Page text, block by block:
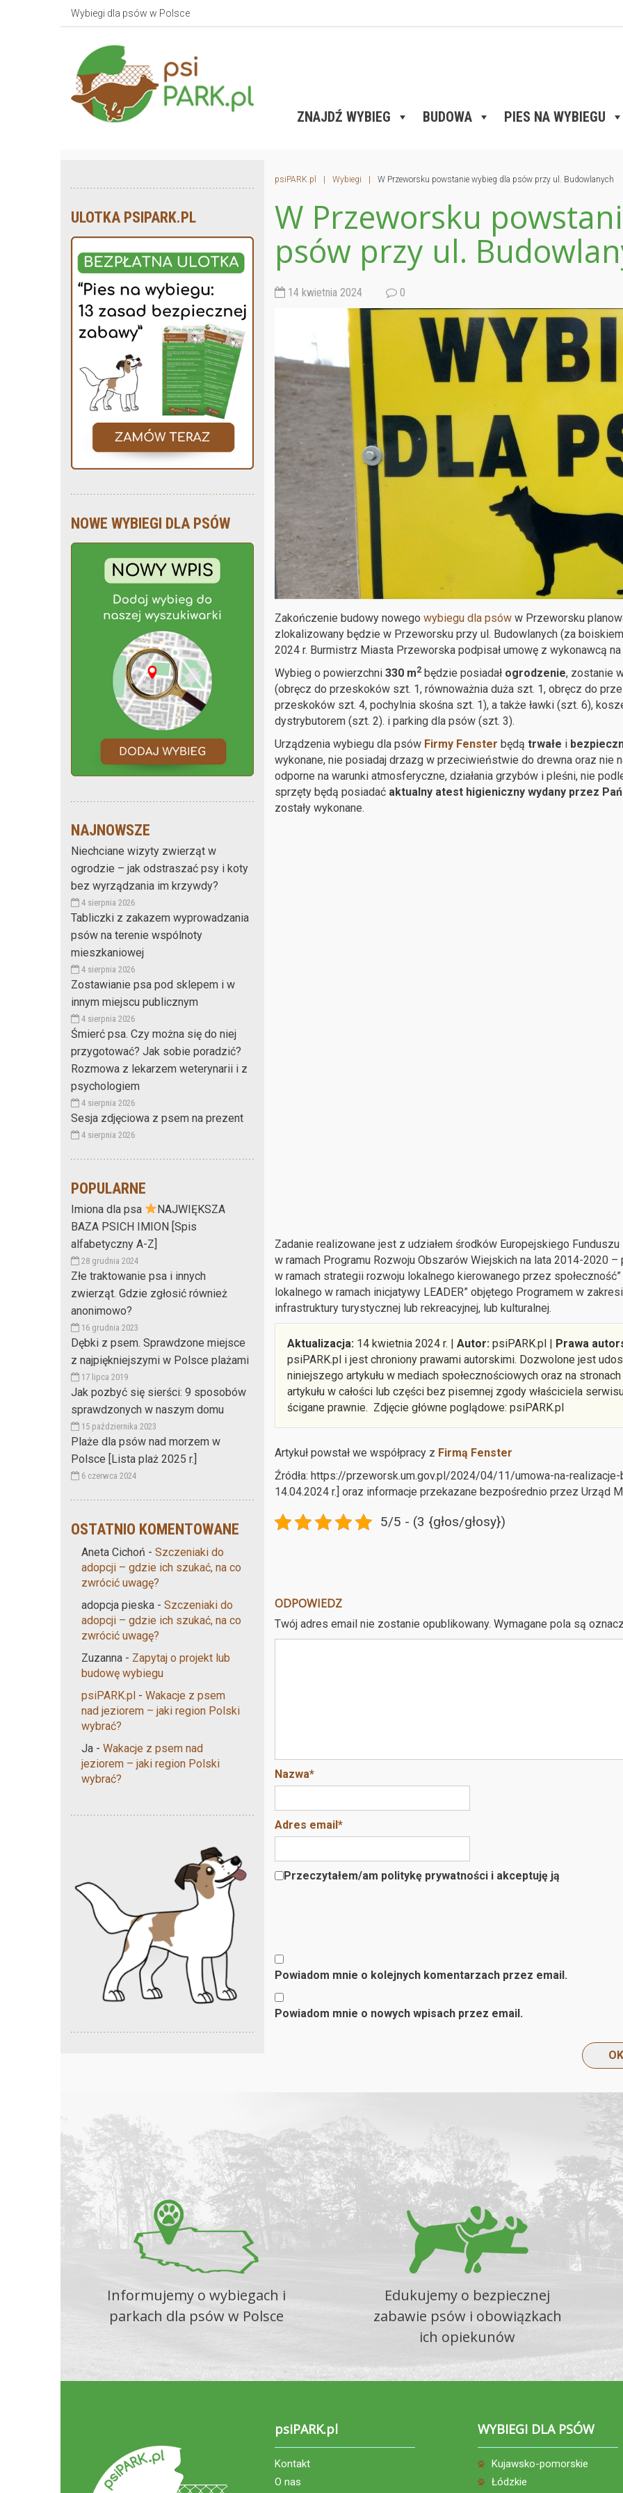
Wybiegi dla psów w Polsce
ZNAJDŹ WYBIEG BUDOWA PIES NA WYBIEGU
ULOTKA PSIPARK.PL
NOWE WYBIEGI DLA PSÓW
NAJNOWSZE
Niechciane wizyty zwierząt w
ogrodzie – jak odstraszać psy i koty
bez wyrządzania im krzywdy?
4 sierpnia 2026
Tabliczki z zakazem wyprowadzania
psów na terenie wspólnoty
mieszkaniowej
4 sierpnia 2026
Zostawianie psa pod sklepem i w
innym miejscu publicznym
4 sierpnia 2026
Śmierć psa. Czy można się do niej
przygotować? Jak sobie poradzić?
Rozmowa z lekarzem weterynarii i z
psychologiem
4 sierpnia 2026
Sesja zdjęciowa z psem na prezent
4 sierpnia 2026
POPULARNE
Imiona dla psa
NAJWIĘKSZA
BAZA PSICH IMION [Spis
alfabetyczny A-Z]
28 grudnia 2024
Złe traktowanie psa i innych
zwierząt. Gdzie zgłosić również
anonimowo?
16 grudnia 2023
Dębki z psem. Sprawdzone miejsce
z najpiękniejszymi w Polsce plażami
17 lipca 2019
Jak pozbyć się sierści: 9 sposobów
sprawdzonych w naszym domu
15 października 2023
Plaże dla psów nad morzem w
Polsce [Lista plaż 2025 r.]
6 czerwca 2024
OSTATNIO KOMENTOWANE
Aneta Cichoń - Szczeniaki do
adopcji – gdzie ich szukać, na co
zwrócić uwagę?
adopcja pieska - Szczeniaki do
adopcji – gdzie ich szukać, na co
zwrócić uwagę?
Zuzanna - Zapytaj o projekt lub
budowę wybiegu
psiPARK.pl - Wakacje z psem
nad jeziorem – jaki region Polski
wybrać?
Ja - Wakacje z psem nad
jeziorem – jaki region Polski
wybrać?
psiPARK.pl Wybiegi W Przeworsku powstanie wybieg dla psów przy ul. Budowlanych
W Przeworsku
psów przy ul.
14 kwietnia 2024 0
Zakończenie budowy nowego wybiegu dla psóww Przeworsku
zlokalizowany będzie w Przeworsku przy ul. Budowlanych (za
2024 r. Burmistrz Miasta Przeworska podpisał umowę z wykonawcą
Wybieg o powierzchni330 m2będzie posiadał ogrodzenie, zostanie
(obręcz do przeskoków szt. 1, równoważnia duża szt. 1, obręcz do
przeskoków szt. 4, pochylnia skośna szt. 1), a także ławki (szt. 6),
dystrybutorem (szt. 2). i parking dla psów (szt. 3).
Urządzenia wybiegu dla psów Firmy Fenster będą trwałe i
wykonane, nie posiadaj drzazg w przeciwieństwie do drewna oraz
odporne na warunki atmosferyczne, działania grzybów i pleśni, nie
sprzęty będą posiadać aktualny atest higieniczny wydany przez
zostały wykonane.
Zadanie realizowane jest z udziałem środków Europejskiego
w ramach Programu Rozwoju Obszarów Wiejskich na lata 2014-2020 –
w ramach strategii rozwoju lokalnego kierowanego przez
lokalnego w ramach inicjatywy LEADER” objętego Programem w
infrastruktury turystycznej lub rekreacyjnej, lub kulturalnej.
Aktualizacja: 14 kwietnia 2024 r. | Autor: psiPARK.pl | Prawa
psiPARK.pl i jest chroniony prawami autorskimi. Dozwolone jest
niniejszego artykułu w mediach społecznościowych oraz na
artykułu w całości lub części bez pisemnej zgody właściciela
ścigane prawnie. Zdjęcie główne poglądowe: psiPARK.pl
Artykuł powstał we współpracy z Firmą Fenster
Źródła: https://przeworsk.um.gov.pl/2024/04/11/umowa-na-
14.04.2024 r.] oraz informacje przekazane bezpośrednio przez Urząd
5/5 - (3 {głos/głosy})
ODPOWIEDZ
Twój adres email nie zostanie opublikowany. Wymagane pola są
Nazwa*
Adres email*
Przeczytałem/am politykę prywatności i akceptuję ją
Powiadom mnie o kolejnych komentarzach przez email.
Powiadom mnie o nowych wpisach przez email.
Informujemy o wybiegach i
parkach dla psów w Polsce
Edukujemy o bezpiecznej
zabawie psów i obowiązkach
ich opiekunów
psiPARK.pl
Kontakt
O nas
WYBIEGI DLA PSÓW
Kujawsko-pomorskie
Łódzkie